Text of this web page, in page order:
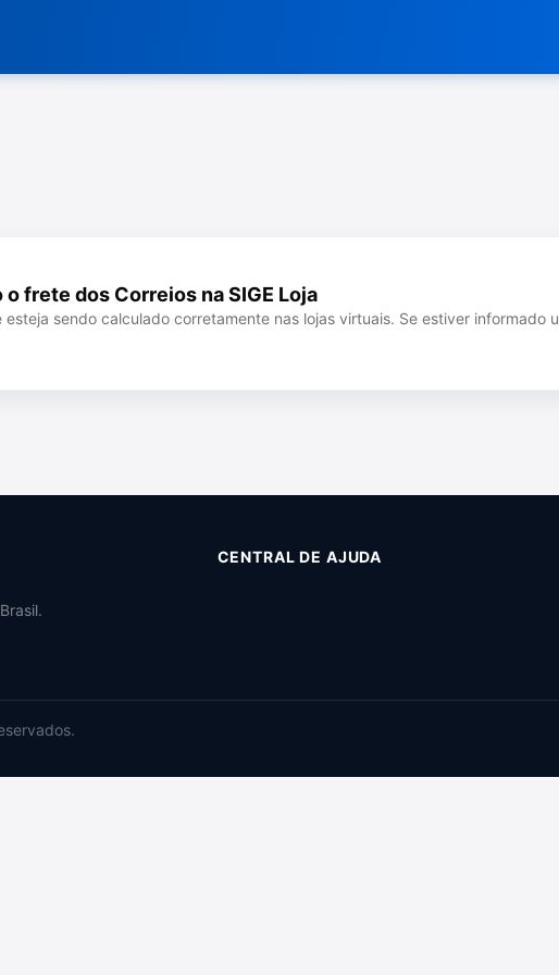
frete dos Correios na SIGE Loja
sendo calculado corretamente nas lojas virtuais. Se estiver informado
CENTRAL DE AJUDA